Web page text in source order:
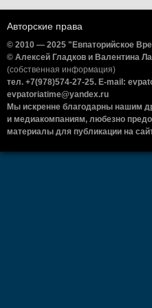
Авторские права
© 2010 — 2025 "Евпаторийское
© Алексей Гладков и Валентина
(собственная информация)
тел. +7(978)574-27-25. E-mail:
evpatoriatime@yandex.ru
Мы искренне благодарны нашим
и медиакомпаниям, любезно
материалы для публикации на